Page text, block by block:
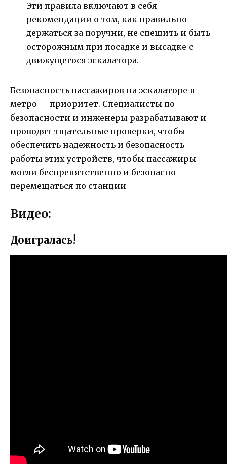
Эти правила включают в себя
рекомендации о том, как правильно
держаться за поручни, не спешить и быть
осторожным при посадке и высадке с
движущегося эскалатора.
Безопасность пассажиров на эскалаторе в
метро — приоритет. Специалисты по
безопасности и инженеры разрабатывают и
проводят тщательные проверки, чтобы
обеспечить надежность и безопасность
работы этих устройств, чтобы пассажиры
могли беспрепятственно и безопасно
перемещаться по станции
Видео:
Доигралась!